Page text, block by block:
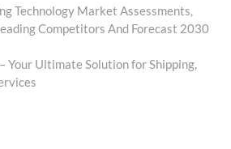
Technology Market Assessments,
Competitors And Forecast 2030
Your Ultimate Solution for Shipping,